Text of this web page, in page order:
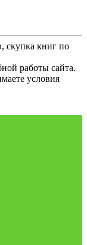
скупка книг по
работы сайта.
условия